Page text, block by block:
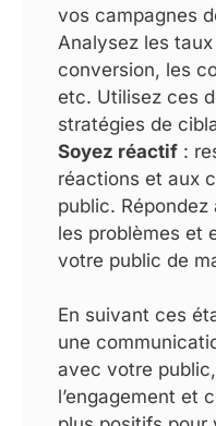
vos campagnes
Analysez les
conversion, les
etc. Utilisez ces
stratégies de
Soyez réactif :
réactions et aux
public.
les problèmes et
votre public de
En suivant ces
une
avec votre
l’engagement et